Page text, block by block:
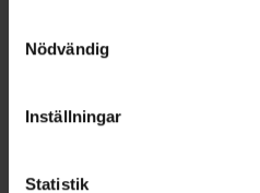
Nödvändig
Inställningar
Statistik
Kortskaftade Bomullsstrumpor